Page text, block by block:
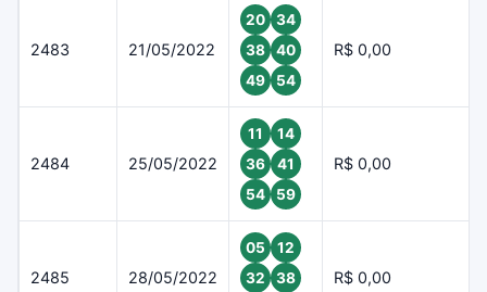
2483 21/05/2022
20
34
38
40
49
54
R$ 0,00
2484 25/05/2022
11
14
36
41
54
59
R$ 0,00
2485 28/05/2022
05
12
32
38
R$ 0,00